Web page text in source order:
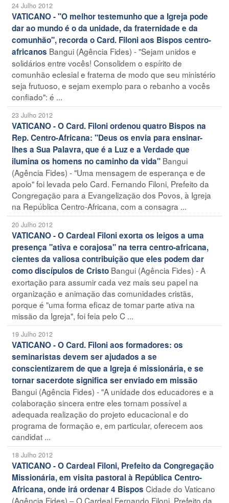
24 Julho 2012
VATICANO - "O melhor testemunho que a Igreja pode
dar ao mundo é o da unidade, da fraternidade e da
comunhão", recorda o Card. Filoni aos Bispos centro-
africanos Bangui (Agência Fides) - "Sejam unidos e
solidários entre vocês! Consolidem o espírito de
comunhão eclesial e fraterna de modo que seu ministério
seja frutuoso, e sejam exemplo para o rebanho a vocês
confiado": é ...
23 Julho 2012
VATICANO - O Card. Filoni ordenou quatro Bispos na
Rep. Centro-Africana: "Deus os envia para ensinar-
lhes a Sua Palavra, que é a Luz e a Verdade que
ilumina os homens no caminho da vida" Bangui
(Agência Fides) - "Uma mensagem de esperança e de
apoio" foi levada pelo Card. Fernando Filoni, Prefeito da
Congregação para a Evangelização dos Povos, à Igreja
na República Centro-Africana, com a consagra ...
20 Julho 2012
VATICANO - O Cardeal Filoni exorta os leigos a uma
presença "ativa e corajosa" na terra centro-africana,
cientes da valiosa contribuição que eles podem dar
como discípulos de Cristo Bangui (Agência Fides) - A
exortação para assumir cada vez mais seu papel na
organização e animação das comunidades cristãs,
porque é "uma forma eficaz de tomar parte ativa na
missão da Igreja", foi feia pelo C ...
19 Julho 2012
VATICANO - O Card. Filoni aos formadores: os
seminaristas devem ser ajudados a se
conscientizarem de que a Igreja é missionária, e se
tornar sacerdote significa ser enviado em missão
Bangui (Agência Fides) - "A unidade dos educadores e a
colaboração sincera entre eles tornam possível a
adequada realização do projeto educacional e do
programa de formação e, em particular, oferecem aos
candidat ...
18 Julho 2012
VATICANO - O Cardeal Filoni, Prefeito da Congregação
Missionária, em visita pastoral à República Centro-
Africana, onde irá ordenar 4 Bispos Cidade do Vaticano
(Agência Fides) – O Cardeal Fernando Filoni, Prefeito da